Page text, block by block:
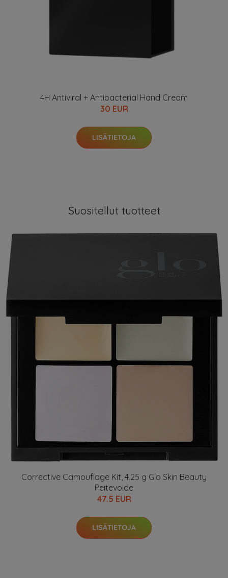
4H Antiviral + Antibacterial Hand Cream
30 EUR
LISÄTIETOJA
Suositellut tuotteet
Corrective Camouflage Kit, 4.25 g Glo Skin Beauty
Peitevoide
47.5 EUR
LISÄTIETOJA